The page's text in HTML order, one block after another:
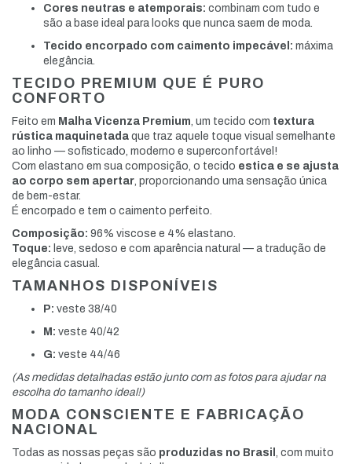
Cores neutras e atemporais: combinam com tudo e
são a base ideal para looks que nunca saem de moda.
Tecido encorpado com caimento impecável: máxima
elegância.
TECIDO PREMIUM QUE É PURO
CONFORTO
Feito em Malha Vicenza Premium, um tecido com textura
rústica maquinetada que traz aquele toque visual semelhante
ao linho — sofisticado, moderno e superconfortável!
Com elastano em sua composição, o tecido estica e se ajusta
ao corpo sem apertar, proporcionando uma sensação única
de bem-estar.
É encorpado e tem o caimento perfeito.
Composição: 96% viscose e 4% elastano.
Toque: leve, sedoso e com aparência natural — a tradução de
elegância casual.
TAMANHOS DISPONÍVEIS
P: veste 38/40
M: veste 40/42
G: veste 44/46
(As medidas detalhadas estão junto com as fotos para ajudar na
escolha do tamanho ideal!)
MODA CONSCIENTE E FABRICAÇÃO
NACIONAL
Todas as nossas peças são produzidas no Brasil , com muito